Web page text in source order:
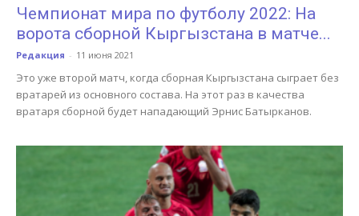
Чемпионат мира по футболу 2022: На
ворота сборной Кыргызстана в матче...
Редакция - 11 июня 2021
Это уже второй матч, когда сборная Кыргызстана сыграет без
вратарей из основного состава. На этот раз в качества
вратаря сборной будет нападающий Эрнис Батырканов.